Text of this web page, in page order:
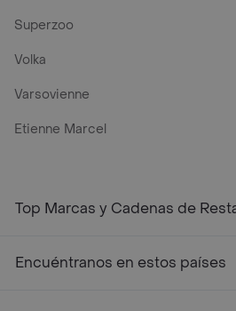
Superzoo
Volka
Varsovienne
Etienne Marcel
Top Marcas y Cadenas de
Encuéntranos en estos países